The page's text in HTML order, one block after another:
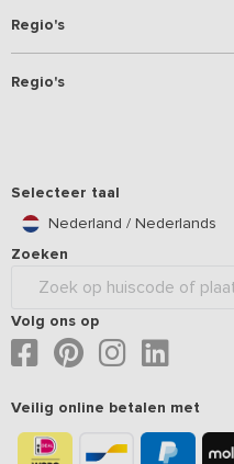
Regio's
Regio's
Selecteer taal
Nederland / Nederlands
Zoeken
Volg ons op
Veilig online betalen met